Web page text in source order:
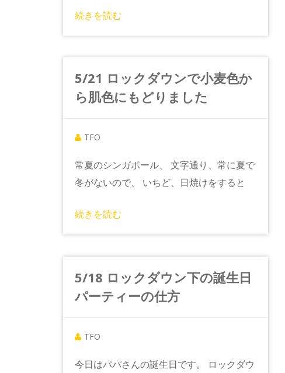
続きを読む
5/21 ロックダウンで小麦色か
ら肌色にもどりました
TFO
常夏のシンガポール、 文字通り、常に夏で
冬がないので、 いちど、日焼けをすると
続きを読む
5/18 ロックダウン下の誕生日
パーティーの仕方
TFO
今日はパパさんの誕生日です。 ロックダウ